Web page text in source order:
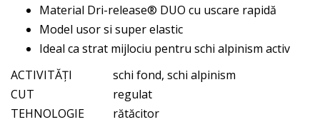
Material Dri-release® DUO cu uscare rapidă
Model usor si super elastic
Ideal ca strat mijlociu pentru schi alpinism activ
ACTIVITĂȚI
schi fond, schi alpinism
CUT
regulat
TEHNOLOGIE
rătăcitor